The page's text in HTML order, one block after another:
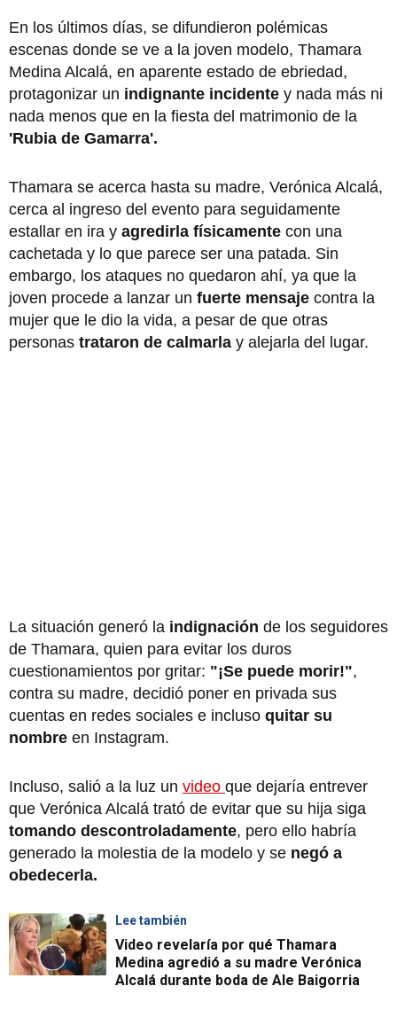
En los últimos días, se difundieron polémicas
escenas donde se ve a la joven modelo, Thamara
Medina Alcalá, en aparente estado de ebriedad,
protagonizar un indignante incidente y nada más ni
nada menos que en la fiesta del matrimonio de la
'Rubia de Gamarra'.
Thamara se acerca hasta su madre, Verónica Alcalá,
cerca al ingreso del evento para seguidamente
estallar en ira y agredirla físicamente con una
cachetada y lo que parece ser una patada. Sin
embargo, los ataques no quedaron ahí, ya que la
joven procede a lanzar un fuerte mensaje contra la
mujer que le dio la vida, a pesar de que otras
personas trataron de calmarla y alejarla del lugar.
La situación generó la indignación de los seguidores
de Thamara, quien para evitar los duros
cuestionamientos por gritar: "¡Se puede morir!",
contra su madre, decidió poner en privada sus
cuentas en redes sociales e incluso quitar su
nombre en Instagram.
Incluso, salió a la luz un video que dejaría entrever
que Verónica Alcalá trató de evitar que su hija siga
tomando descontroladamente, pero ello habría
generado la molestia de la modelo y se negó a
obedecerla.
Lee también
Video revelaría por qué Thamara
Medina agredió a su madre Verónica
Alcalá durante boda de Ale Baigorria